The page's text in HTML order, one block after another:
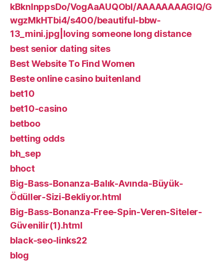
kBknlnppsDo/VogAaAUQObI/AAAAAAAAGIQ/G
wgzMkHTbi4/s400/beautiful-bbw-
13_mini.jpg|loving someone long distance
best senior dating sites
Best Website To Find Women
Beste online casino buitenland
bet10
bet10-casino
betboo
betting odds
bh_sep
bhoct
Big-Bass-Bonanza-Balık-Avında-Büyük-
Ödüller-Sizi-Bekliyor.html
Big-Bass-Bonanza-Free-Spin-Veren-Siteler-
Güvenilir(1).html
black-seo-links22
blog